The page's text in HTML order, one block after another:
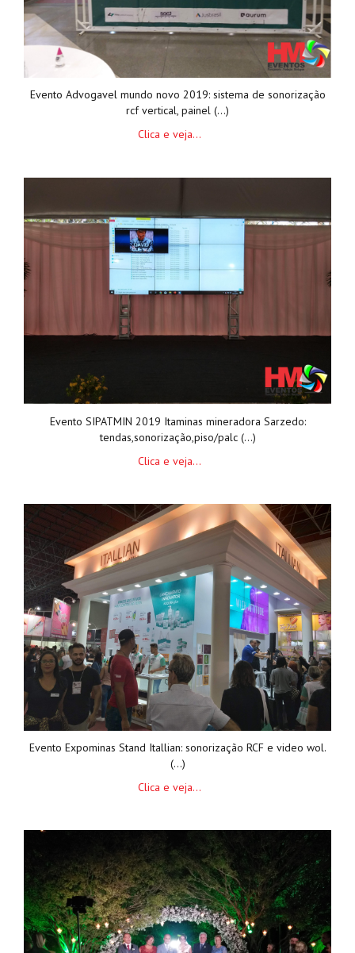
Evento Advogavel mundo novo 2019: sistema de sonorização
rcf vertical, painel (...)
Clica e veja...
Evento SIPATMIN 2019 Itaminas mineradora Sarzedo:
tendas,sonorização,piso/palc (...)
Clica e veja...
Evento Expominas Stand Itallian: sonorização RCF e video wol.
(...)
Clica e veja...